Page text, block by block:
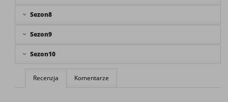
Sezon8
Sezon9
Sezon10
Recenzja Komentarze